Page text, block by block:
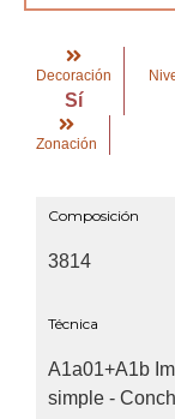
Decoración
Sí
Zonación
Composición
3814
Técnica
A1a01+A1b
simple -